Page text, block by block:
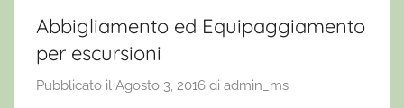
Abbigliamento ed Equipaggiamento
per escursioni
Pubblicato il Agosto 3, 2016 di admin_ms